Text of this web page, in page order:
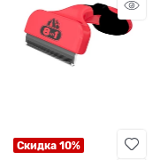
Скидка 10%